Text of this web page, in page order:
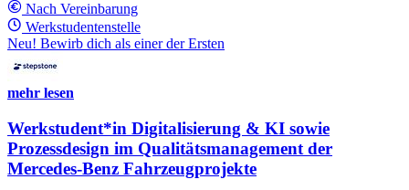
Nach Vereinbarung
Werkstudentenstelle
Neu! Bewirb dich als einer der Ersten
mehr lesen
Werkstudent*in Digitalisierung & KI sowie
Prozessdesign im Qualitätsmanagement der
Mercedes-Benz Fahrzeugprojekte